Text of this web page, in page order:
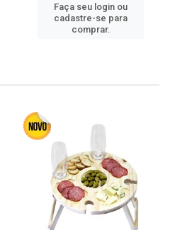
Faça seu login ou
cadastre-se para
comprar.